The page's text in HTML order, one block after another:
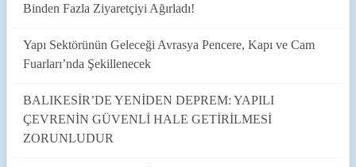
Binden Fazla Ziyaretçiyi Ağırladı!
Yapı Sektörünün Geleceği Avrasya Pencere, Kapı ve Cam
Fuarları’nda Şekillenecek
BALIKESİR’DE YENİDEN DEPREM: YAPILI
ÇEVRENİN GÜVENLİ HALE GETİRİLMESİ
ZORUNLUDUR